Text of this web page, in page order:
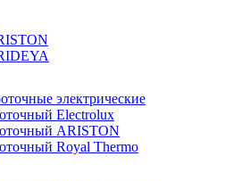
электрические
Electrolux
ARISTON
Royal Thermo